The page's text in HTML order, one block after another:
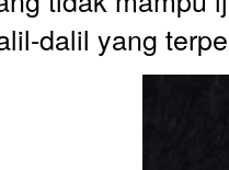
dalil yang